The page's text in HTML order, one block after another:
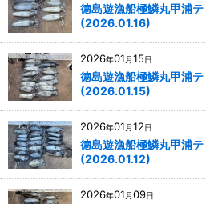
徳島遊漁船極鱗丸甲浦
(2026.01.16)
2026年01 月15日
徳島遊漁船極鱗丸甲浦
(2026.01.15)
2026年01 月12日
徳島遊漁船極鱗丸甲浦
(2026.01.12)
2026年01 月09日